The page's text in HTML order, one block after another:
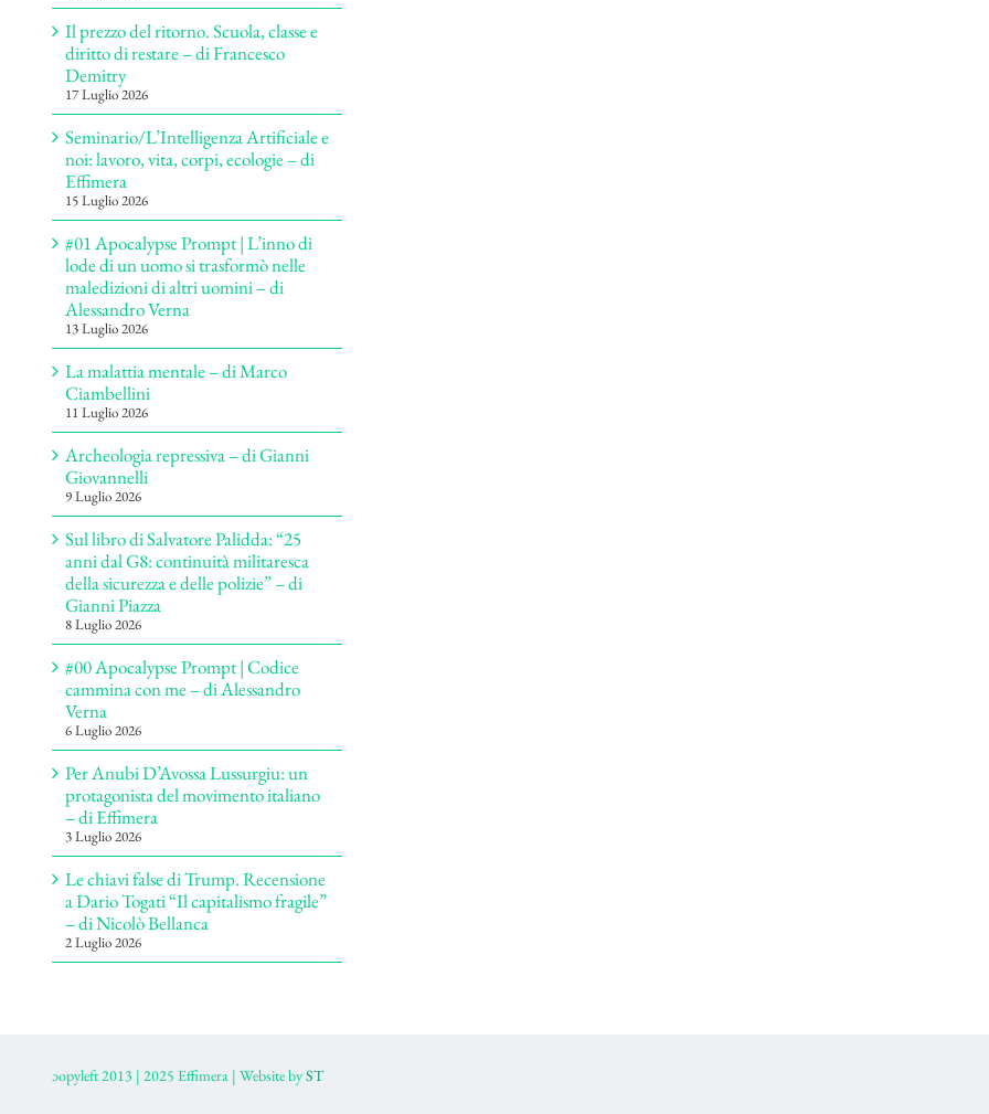
Il prezzo del ritorno. Scuola, classe e
diritto di restare – di Francesco
Demitry
17 Luglio 2026
Seminario/L’Intelligenza Artificiale e
noi: lavoro, vita, corpi, ecologie – di
Effimera
15 Luglio 2026
#01 Apocalypse Prompt | L’inno di
lode di un uomo si trasformò nelle
maledizioni di altri uomini – di
Alessandro Verna
13 Luglio 2026
La malattia mentale – di Marco
Ciambellini
11 Luglio 2026
Archeologia repressiva – di Gianni
Giovannelli
9 Luglio 2026
Sul libro di Salvatore Palidda: “25
anni dal G8: continuità militaresca
della sicurezza e delle polizie” – di
Gianni Piazza
8 Luglio 2026
#00 Apocalypse Prompt | Codice
cammina con me – di Alessandro
Verna
6 Luglio 2026
Per Anubi D’Avossa Lussurgiu: un
protagonista del movimento italiano
– di Effimera
3 Luglio 2026
Le chiavi false di Trump. Recensione
a Dario Togati “Il capitalismo fragile”
– di Nicolò Bellanca
2 Luglio 2026
ɔopyleft 2013 | 2025 Effimera | Website byST